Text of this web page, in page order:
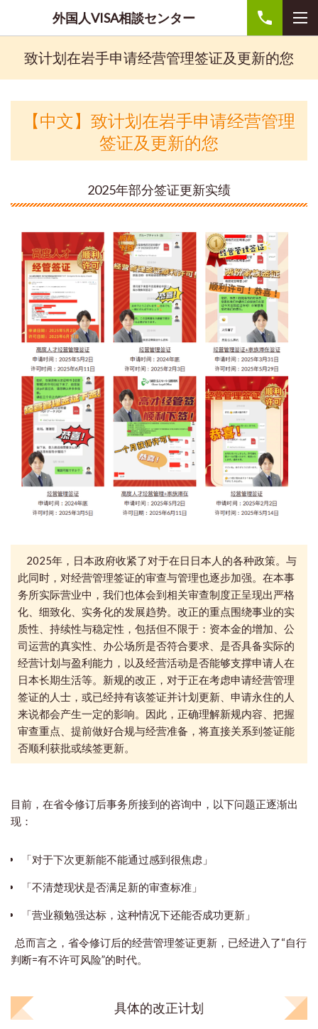
外国人VISA相談センター
致计划在岩手申请经营管理签证及更新的您
【中文】致计划在岩手申请经营管理
签证及更新的您
2025年部分签证更新实绩
2025年，日本政府收紧了对于在日日本人的各种政策。与
此同时， 对经营管理签证的审查与管理也逐步加强。在本事
务所实际营业中，我们也体会到相关审查制度正呈现出严格
化、细致化、实务化的发展趋势。 改正的重点围绕事业的实
质性、持续性与稳定性，包括但不限于：资本金的增加、公
司运营的真实性、办公场所是否符合要求、是否具备实际的
经营计划与盈利能力，以及经营活动是否能够支撑申请人在
日本长期生活等。新规的改正， 对于正在考虑申请经营管理
签证的人士，或已经持有该签证并计划更新、申请永住的人
来说都会产生一定的影响。因此，正确理解新规内容、把握
审查重点、提前做好合规与经营准备，将直接关系到签证能
否顺利获批或续签更新。
目前，在省令修订后事务所接到的咨询中，以下问题正逐渐出
现：
「对于下次更新能不能通过感到很焦虑」
「不清楚现状是否满足新的审查标准」
「营业额勉强达标，这种情况下还能否成功更新」
总而言之，省令修订后的经营管理签证更新，已经进入了“自行
判断=有不许可风险”的时代。
具体的改正计划